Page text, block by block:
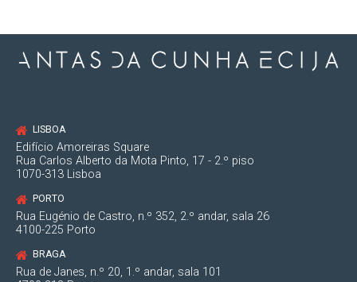
LISBOA
Edifício Amoreiras Square
Rua Carlos Alberto da Mota Pinto, 17 - 2.º piso
1070-313 Lisboa
PORTO
Rua Eugénio de Castro, n.º 352, 2.º andar, sala 26
4100-225 Porto
BRAGA
Rua de Janes, n.º 20, 1.º andar, sala 101